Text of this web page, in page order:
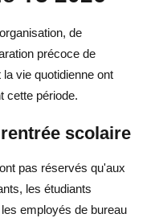
de
précoce de
vie quotidienne ont
cette période.
scolaire
pas réservés qu'aux
les étudiants
employés de bureau